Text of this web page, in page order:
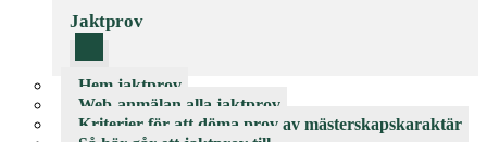
Jaktprov
Hem jaktprov
Web-anmälan alla jaktprov
Kriterier för att döma prov av mästerskapskaraktär